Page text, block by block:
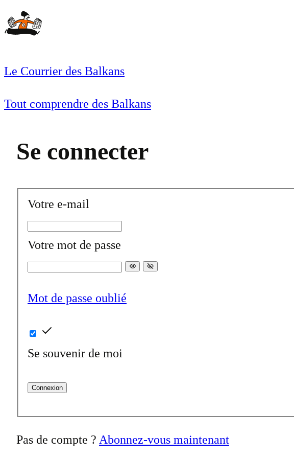
Aller
au
Le Courrier des Balkans
Tout comprendre des Balkans
Se connecter
Votre e-mail
Votre mot de passe
Mot de passe oublié
Se souvenir de moi
Connexion
Pas de compte ? Abonnez-vous maintenant